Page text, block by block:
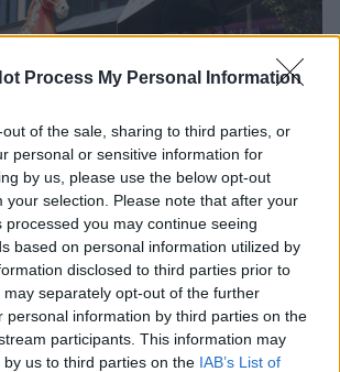
Process My Personal Information
of the sale, sharing to third parties, or
personal or sensitive information for
by us, please use the below opt-out
your selection. Please note that after your
processed you may continue seeing
based on personal information utilized by
disclosed to third parties prior to
separately opt-out of the further
personal information by third parties on the
participants. This information may
us to third parties on the IAB’s List of
Daugiau nuotraukų (4)
kinų Qin Yinglinas
jis kalba tiktai viena tema –
net tai būna retai,